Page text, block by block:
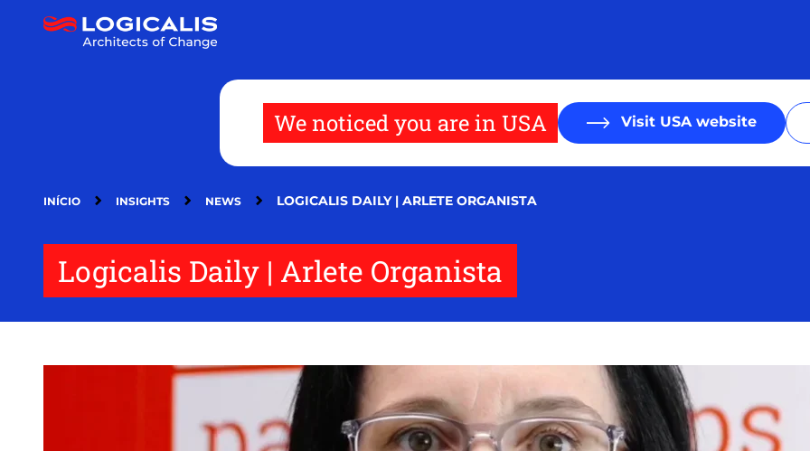
We noticed you are in USA Visit USA website
INÍCIO INSIGHTS NEWS LOGICALIS DAILY | ARLETE ORGANISTA
Logicalis Daily | Arlete Organista